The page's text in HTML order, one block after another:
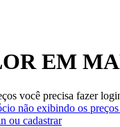
EM
você precisa fazer
não exibindo os
ou cadastrar